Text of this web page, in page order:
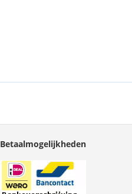
Betaalmogelijkheden